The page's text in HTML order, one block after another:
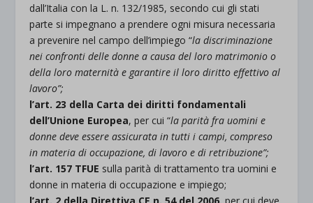
dall’Italia con la L. n. 132/1985, secondo cui gli stati
parte si impegnano a prendere ogni misura necessaria
a prevenire nel campo dell’impiego “la discriminazione
nei confronti delle donne a causa del loro matrimonio o
della loro maternità e garantire il loro diritto effettivo al
lavoro”;
l’art. 23 della Carta dei diritti fondamentali
dell’Unione Europea, per cui “la parità fra uomini e
donne deve essere assicurata in tutti i campi, compreso
in materia di occupazione, di lavoro e di retribuzione”;
l’art. 157 TFUE sulla parità di trattamento tra uomini e
donne in materia di occupazione e impiego;